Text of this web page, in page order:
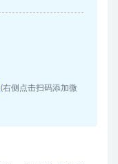
(右侧点击扫码添加微